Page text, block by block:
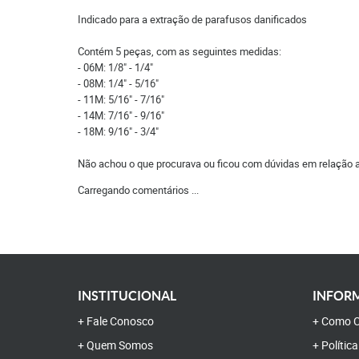
Indicado para a extração de parafusos danificados
Contém 5 peças, com as seguintes medidas:
- 06M: 1/8" - 1/4"
- 08M: 1/4" - 5/16"
- 11M: 5/16" - 7/16"
- 14M: 7/16" - 9/16"
- 18M: 9/16" - 3/4"
Não achou o que procurava ou ficou com dúvidas em relação
Carregando comentários ...
INSTITUCIONAL
Fale Conosco
Quem Somos
Como